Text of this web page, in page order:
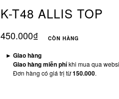
K-T48 ALLIS TOP
450.000₫ CÒN HÀNG
► Giao hàng
Giao hàng miễn phíkhi mua qua
Đơn hàng có giá trị từ150.000.